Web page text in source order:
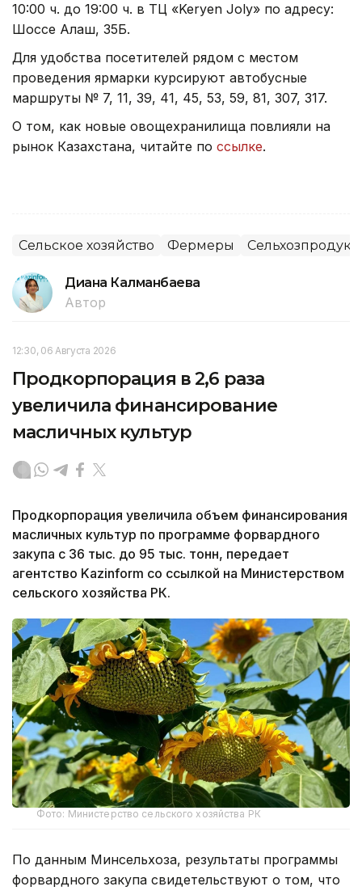
10:00 ч. до 19:00 ч. в ТЦ «Keryen Joly» по адресу:
Шоссе Алаш, 35Б.
Для удобства посетителей рядом с местом
проведения ярмарки курсируют автобусные
маршруты № 7, 11, 39, 41, 45, 53, 59, 81, 307, 317.
О том, как новые овощехранилища повлияли на
рынок Казахстана, читайте по ссылке.
Сельское хозяйство Фермеры
Диана Калманбаева
Автор
12:30, 06 Августа 2026
Продкорпорация в 2,6 раза
увеличила финансирование
масличных культур
Продкорпорация увеличила объем финансирования
масличных культур по программе форвардного
закупа с 36 тыс. до 95 тыс. тонн, передает
агентство Kazinform со ссылкой на Министерством
сельского хозяйства РК.
Фото: Министерство сельского хозяйства РК
По данным Минсельхоза, результаты программы
форвардного закупа свидетельствуют о том, что